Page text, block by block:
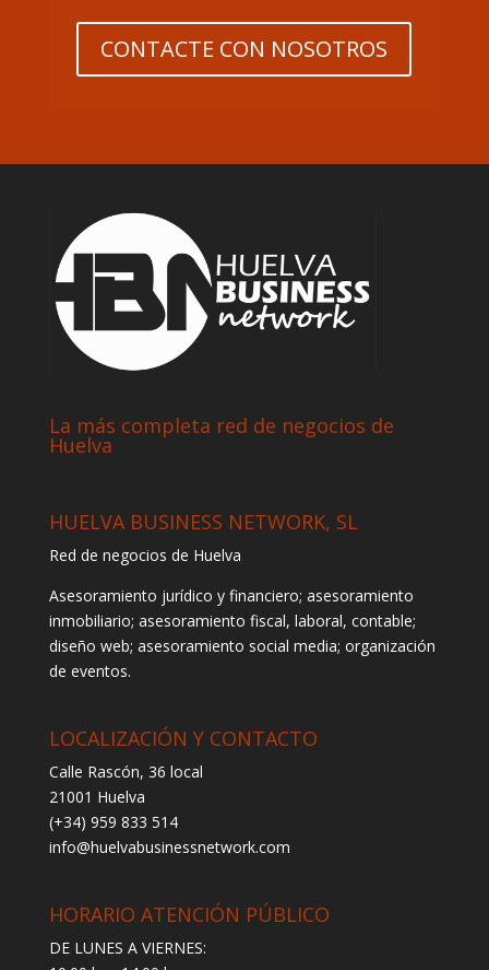
CONTACTE CON NOSOTROS
La más completa red de negocios de
Huelva
HUELVA BUSINESS NETWORK, SL
Red de negocios de Huelva
Asesoramiento jurídico y financiero; asesoramiento
inmobiliario; asesoramiento fiscal, laboral, contable;
diseño web; asesoramiento social media; organización
de eventos.
LOCALIZACIÓN Y CONTACTO
Calle Rascón, 36 local
21001 Huelva
(+34) 959 833 514
info@huelvabusinessnetwork.com
HORARIO ATENCIÓN PÚBLICO
DE LUNES A VIERNES: